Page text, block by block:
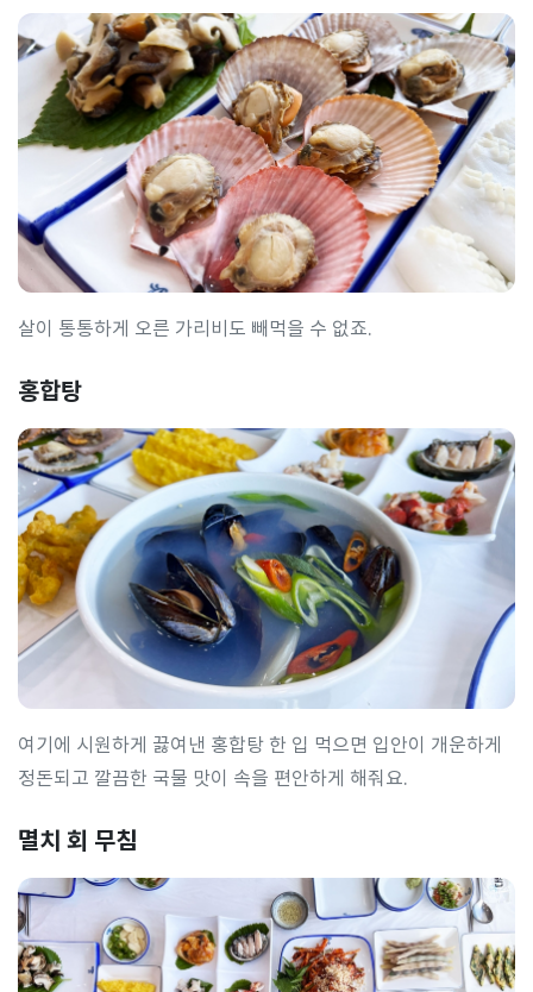
살이 통통하게 오른 가리비도 빼먹을 수 없죠.
홍합탕
여기에 시원하게 끓여낸 홍합탕 한 입 먹으면 입안이 개운하게
정돈되고 깔끔한 국물 맛이 속을 편안하게 해줘요.
멸치 회 무침